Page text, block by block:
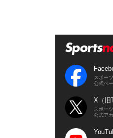
スポー
公式ペ
X（旧
スポー
公式ア